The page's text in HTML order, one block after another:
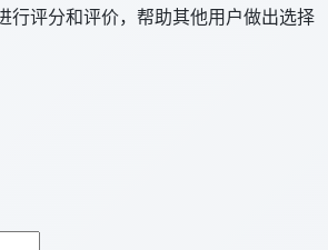
行评分和评价，帮助其他用户做出选择